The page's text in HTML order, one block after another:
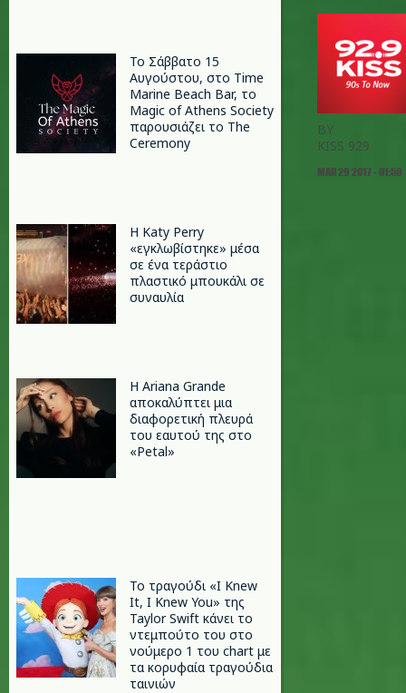
Το Σάββατο 15
Αυγούστου, στο Time
Marine Beach Bar, το
Magic of Athens Society
παρουσιάζει το The
Ceremony
H Katy Perry
«εγκλωβίστηκε» μέσα
σε ένα τεράστιο
πλαστικό μπουκάλι σε
συναυλία
Η Ariana Grande
αποκαλύπτει μια
διαφορετική πλευρά
του εαυτού της στο
«Petal»
Το τραγούδι «I Knew
It, I Knew You» της
Taylor Swift κάνει το
ντεμπούτο του στο
νούμερο 1 του chart με
τα κορυφαία τραγούδια
ταινιών
BY
KISS 929
MAR 29 2017 - 01:50